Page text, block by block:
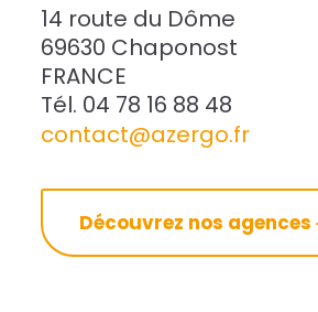
14 route du Dôme
69630 Chaponost
FRANCE
Tél. 04 78 16 88 48
contact@azergo.fr
Découvrez nos agences